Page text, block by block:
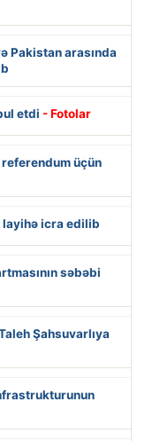
Pakistan arasında
etdi - Fotolar
üçün
icra edilib
səbəbi
Şahsuvarlıya